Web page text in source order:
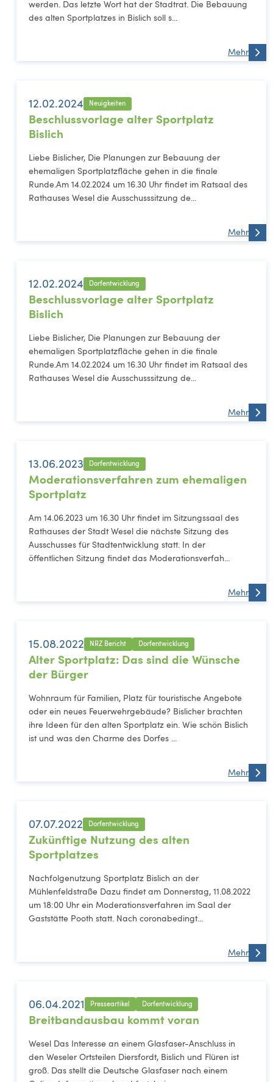
werden. Das letzte Wort hat der Stadtrat. Die Bebauung
des alten Sportplatzes in Bislich soll s...
Mehr
12.02.2024 Neuigkeiten
Beschlussvorlage alter Sportplatz
Bislich
Liebe Bislicher, Die Planungen zur Bebauung der
ehemaligen Sportplatzfläche gehen in die finale
Runde.Am 14.02.2024 um 16.30 Uhr findet im Ratsaal des
Rathauses Wesel die Ausschusssitzung de...
Mehr
12.02.2024 Dorfentwicklung
Beschlussvorlage alter Sportplatz
Bislich
Liebe Bislicher, Die Planungen zur Bebauung der
ehemaligen Sportplatzfläche gehen in die finale
Runde.Am 14.02.2024 um 16.30 Uhr findet im Ratsaal des
Rathauses Wesel die Ausschusssitzung de...
Mehr
13.06.2023 Dorfentwicklung
Moderationsverfahren zum ehemaligen
Sportplatz
Am 14.06.2023 um 16.30 Uhr findet im Sitzungssaal des
Rathauses der Stadt Wesel die nächste Sitzung des
Ausschusses für Stadtentwicklung statt. In der
öffentlichen Sitzung findet das Moderationsverfah...
Mehr
15.08.2022 NRZ Bericht Dorfentwicklung
Alter Sportplatz: Das sind die Wünsche
der Bürger
Wohnraum für Familien, Platz für touristische Angebote
oder ein neues Feuerwehrgebäude? Bislicher brachten
ihre Ideen für den alten Sportplatz ein. Wie schön Bislich
ist und was den Charme des Dorfes ...
Mehr
07.07.2022 Dorfentwicklung
Zukünftige Nutzung des alten
Sportplatzes
Nachfolgenutzung Sportplatz Bislich an der
Mühlenfeldstraße Dazu findet am Donnerstag, 11.08.2022
um 18:00 Uhr ein Moderationsverfahren im Saal der
Gaststätte Pooth statt. Nach coronabedingt...
Mehr
06.04.2021 Presseartikel Dorfentwicklung
Breitbandausbau kommt voran
Wesel Das Interesse an einem Glasfaser-Anschluss in
den Weseler Ortsteilen Diersfordt, Bislich und Flüren ist
groß. Das stellt die Deutsche Glasfaser nach einem